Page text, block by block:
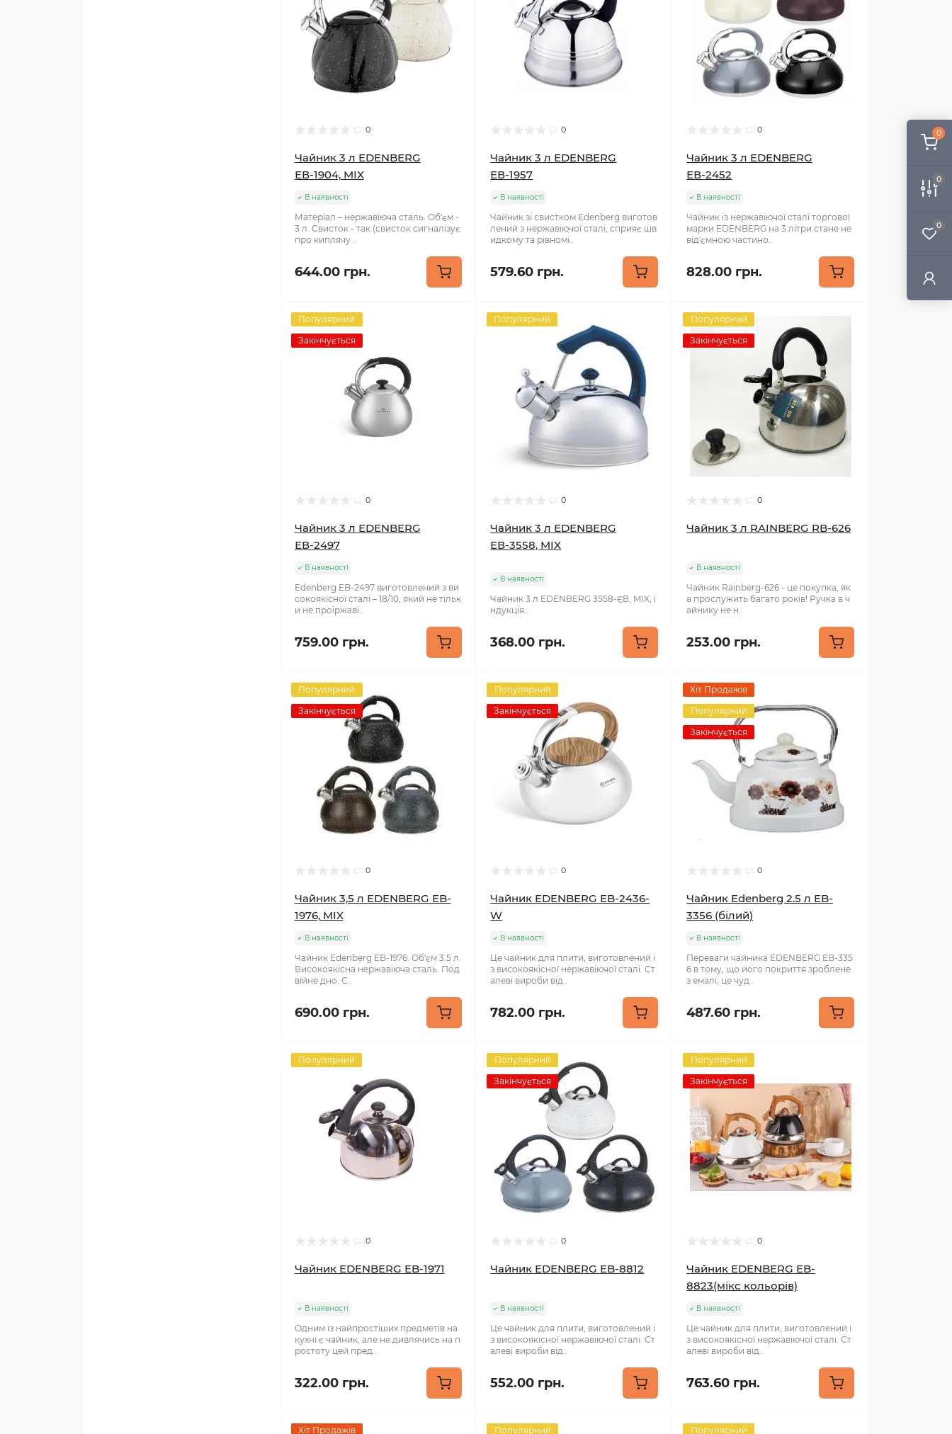
0
0
0
0
Чайник 3 л EDENBERG
ЕВ-1904, MIX
В наявності
Матеріал – нержавіюча сталь. Об'єм -
3 л. Свисток - так (свисток сигналізує
про киплячу ..
644.00 грн.
0
Чайник 3 л EDENBERG
ЕВ-1957
В наявності
Чайник зі свистком Edenberg виготов
лений з нержавіючої сталі, сприяє шв
идкому та рівномі..
579.60 грн.
0
Чайник 3 л EDENBERG
ЕВ-2452
В наявності
Чайник із нержавіючої сталі торгової
марки EDENBERG на 3 літри стане не
від'ємною частино..
828.00 грн.
Популярний
Закінчується
0
Чайник 3 л EDENBERG
ЕВ-2497
В наявності
Edenberg EB-2497 виготовлений з ви
сокоякісної сталі – 18/10, який не тільк
и не проіржаві..
759.00 грн.
Популярний
0
Чайник 3 л EDENBERG
ЕВ-3558, MIX
В наявності
Чайник 3 л EDENBERG 3558-ЄВ, MIX, і
ндукція..
368.00 грн.
Популярний
Закінчується
0
Чайник 3 л RAINBERG RB-626
В наявності
Чайник Rainberg-626 - це покупка, як
а прослужить багато років! Ручка в ч
айнику не н..
253.00 грн.
Популярний
Закінчується
0
Чайник 3,5 л EDENBERG EB-
1976, MIX
В наявності
Чайник Edenberg EB-1976. Об'єм 3.5 л.
Високоякісна нержавіюча сталь. Под
війне дно. С..
690.00 грн.
Популярний
Закінчується
0
Чайник EDENBERG EB-2436-
W
В наявності
Це чайник для плити, виготовлений і
з високоякісної нержавіючої сталі. Ст
алеві вироби від..
782.00 грн.
Хіт Продажів
Популярний
Закінчується
0
Чайник Edenberg 2.5 л EB-
3356 (білий)
В наявності
Переваги чайника EDENBERG EB-335
6 в тому, що його покриття зроблене
з емалі, це чуд..
487.60 грн.
Популярний
0
Чайник EDENBERG EB-1971
В наявності
Одним із найпростіших предметів на
кухні є чайник, але не дивлячись на п
ростоту цей пред..
322.00 грн.
Популярний
Закінчується
0
Чайник EDENBERG EB-8812
В наявності
Це чайник для плити, виготовлений і
з високоякісної нержавіючої сталі. Ст
алеві вироби від..
552.00 грн.
Популярний
Закінчується
0
Чайник EDENBERG EB-
8823(мікс кольорів)
В наявності
Це чайник для плити, виготовлений і
з високоякісної нержавіючої сталі. Ст
алеві вироби від..
763.60 грн.
Хіт Продажів Популярний Популярний